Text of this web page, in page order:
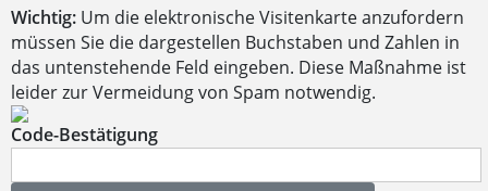
Wichtig: Um die elektronische Visitenkarte anzufordern
müssen Sie die dargestellen Buchstaben und Zahlen in
das untenstehende Feld eingeben. Diese Maßnahme ist
leider zur Vermeidung von Spam notwendig.
Code-Bestätigung